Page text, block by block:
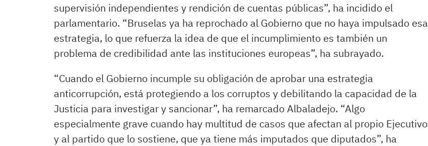
supervisión independientes y rendición de cuentas públicas”, ha incidido el
parlamentario. “Bruselas ya ha reprochado al Gobierno que no haya impulsado esa
estrategia, lo que refuerza la idea de que el incumplimiento es también un
problema de credibilidad ante las instituciones europeas”, ha subrayado.
“Cuando el Gobierno incumple su obligación de aprobar una estrategia
anticorrupción, está protegiendo a los corruptos y debilitando la capacidad de la
Justicia para investigar y sancionar”, ha remarcado Albaladejo. “Algo
especialmente grave cuando hay multitud de casos que afectan al propio Ejecutivo
y al partido que lo sostiene, que ya tiene más imputados que diputados”, ha